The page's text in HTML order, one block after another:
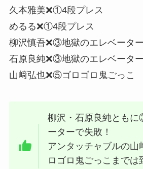
久本雅美❌①4段プレス
めるる❌①4段プレス
柳沢慎吾❌③地獄のエレベーター
石原良純❌③地獄のエレベーター
山﨑弘也❌⑤ゴロゴロ鬼ごっこ
柳沢・石原良純とも
ーターで失敗！
アンタッチャブルの
ロゴロ鬼ごっこまでは